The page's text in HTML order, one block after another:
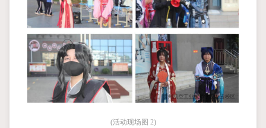
(活动现场图 2)